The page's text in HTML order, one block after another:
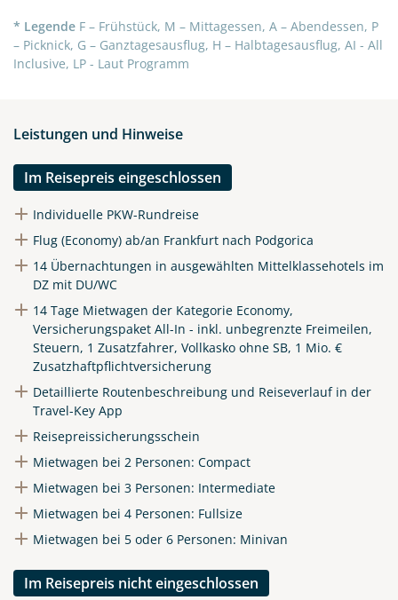
* Legende F – Frühstück, M – Mittagessen, A – Abendessen, P
– Picknick, G – Ganztagesausflug, H – Halbtagesausflug, AI - All
Inclusive, LP - Laut Programm
Leistungen und Hinweise
Im Reisepreis eingeschlossen
Individuelle PKW-Rundreise
Flug (Economy) ab/an Frankfurt nach Podgorica
14 Übernachtungen in ausgewählten Mittelklassehotels im
DZ mit DU/WC
14 Tage Mietwagen der Kategorie Economy,
Versicherungspaket All-In - inkl. unbegrenzte Freimeilen,
Steuern, 1 Zusatzfahrer, Vollkasko ohne SB, 1 Mio. €
Zusatzhaftpflichtversicherung
Detaillierte Routenbeschreibung und Reiseverlauf in der
Travel-Key App
Reisepreissicherungsschein
Mietwagen bei 2 Personen: Compact
Mietwagen bei 3 Personen: Intermediate
Mietwagen bei 4 Personen: Fullsize
Mietwagen bei 5 oder 6 Personen: Minivan
Im Reisepreis nicht eingeschlossen